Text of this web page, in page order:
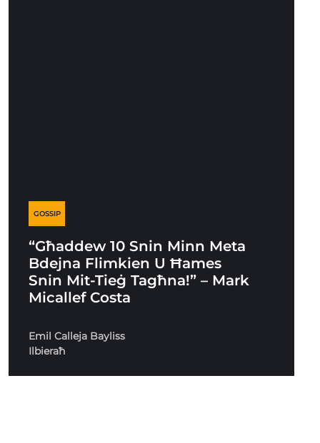
GOSSIP
“Għaddew 10 Snin Minn Meta
Bdejna Flimkien U Ħames
Snin Mit-Tieġ Tagħna!” – Mark
Micallef Costa
Emil Calleja Bayliss
Ilbieraħ